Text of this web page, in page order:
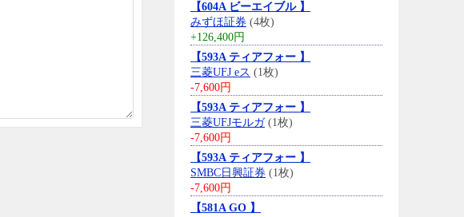
【604A ビーエイブル 】
みずほ証券 (4枚)
+126,400円
【593A ティアフォー 】
三菱UFJ eス (1枚)
-7,600円
【593A ティアフォー 】
三菱UFJモルガ(1枚)
-7,600円
【593A ティアフォー 】
SMBC日興証券 (1枚)
-7,600円
【581A GO 】